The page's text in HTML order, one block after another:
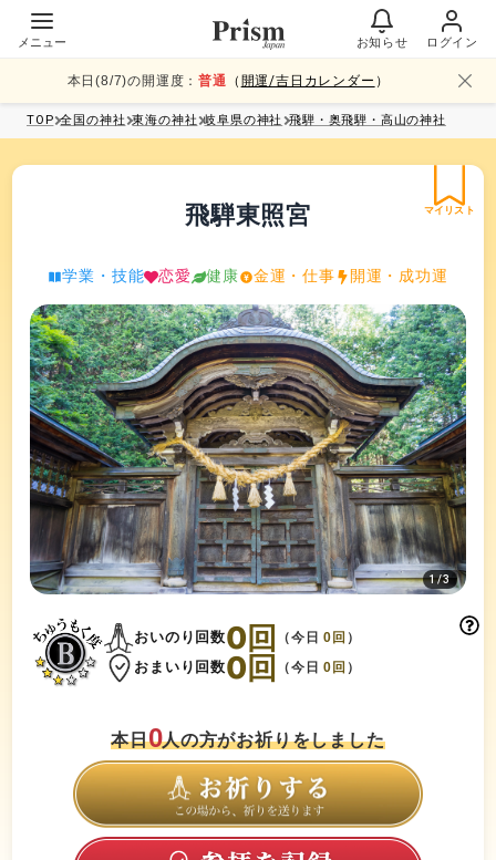
メニュー お知らせ ログイン
本日(8/7)の開運度：普通 （ 開運/吉日カレンダー ）
TOP 全国の神社 東海の神社 岐阜県の神社 飛騨・奥飛騨・高山の神社
マイリスト
飛騨東照宮
学業・技能 恋愛 健康 金運・仕事 開運・成功運
1/3
おいのり回数0回 （今日0回 ）
おまいり回数0回 （今日0回 ）
本日0人の方がお祈りをしました